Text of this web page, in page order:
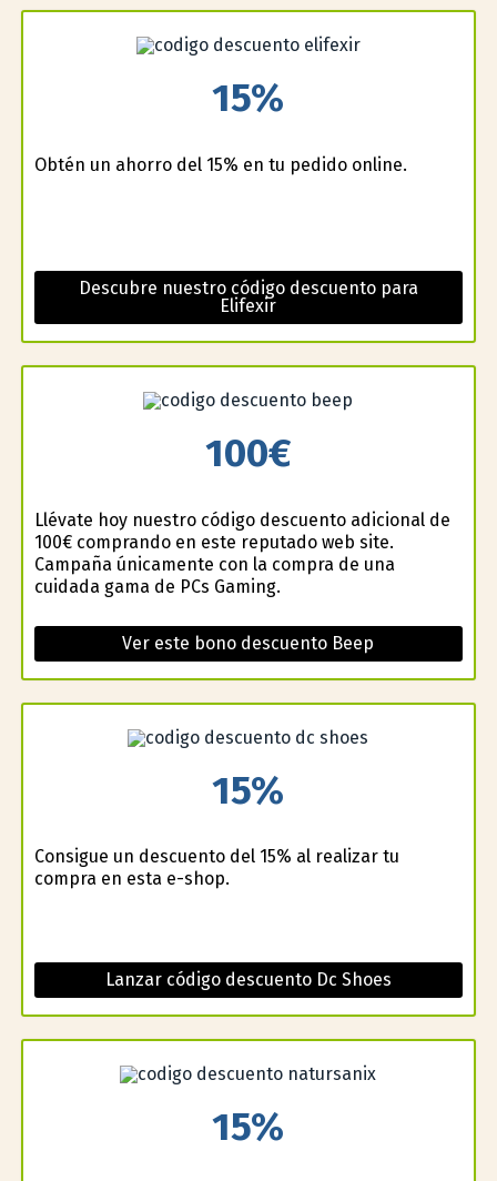
15%
Obtén un ahorro del 15% en tu pedido online.
Descubre nuestro código descuento para
Elifexir
100€
Llévate hoy nuestro código descuento adicional de
100€ comprando en este reputado web site.
Campaña únicamente con la compra de una
cuidada gama de PCs Gaming.
Ver este bono descuento Beep
15%
Consigue un descuento del 15% al realizar tu
compra en esta e-shop.
Lanzar código descuento Dc Shoes
15%